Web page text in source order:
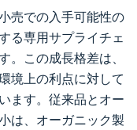
売での入手可能性の
る専用サプライチェ
。この成長格差は、
境上の利点に対して
ます。従来品とオー
は、オーガニック製